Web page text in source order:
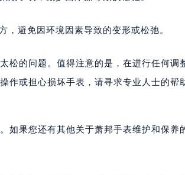
邦售后服务中心（需提前预约）
萧邦售后服务中心（需提前预约）
庄路交叉口萧邦售后服务中心（需提前预
售后服务中心（需提前预约）
后服务中心（需提前预约）
售后服务中心（需提前预约）
，避免因环境因素导致的变形或松弛。
松的问题。值得注意的是，在进行任何调
作或担心损坏手表，请寻求专业人士的帮
如果您还有其他关于萧邦手表维护和保养